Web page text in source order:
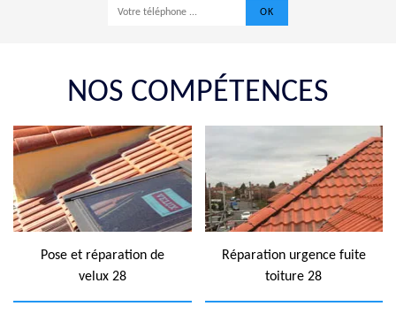
NOS COMPÉTENCES
Pose et réparation de
velux 28
Réparation urgence fuite
toiture 28